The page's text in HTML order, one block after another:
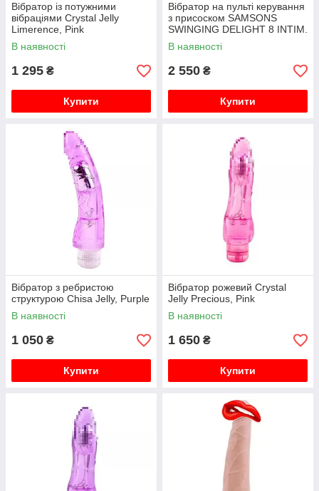
Вібратор із потужними
вібраціями Crystal Jelly
Limerence, Pink
В наявності
1 295 ₴
Купити
Вібратор на пульті керування
з присоском SAMSONS
SWINGING DELIGHT 8 INTIM.
III
В наявності
2 550 ₴
Купити
Вібратор з ребристою
структурою Chisa Jelly, Purple
В наявності
1 050 ₴
Купити
Вібратор рожевий Crystal
Jelly Precious, Pink
В наявності
1 650 ₴
Купити